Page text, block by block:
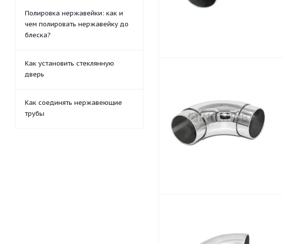
Полировка нержавейки: как и
чем полировать нержавейку до
блеска?
Как установить стеклянную
дверь
Как соединять нержавеющие
трубы